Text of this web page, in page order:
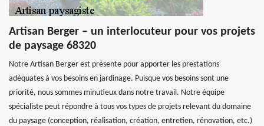
Artisan Berger – un interlocuteur pour vos projets
de paysage 68320
Notre Artisan Berger est présente pour apporter les prestations
adéquates à vos besoins en jardinage. Puisque vos besoins sont une
priorité, nous sommes minutieux dans notre travail. Notre équipe
spécialiste peut répondre à tous vos types de projets relevant du domaine
du paysage (conception, réalisation, création, entretien, rénovation, etc.)